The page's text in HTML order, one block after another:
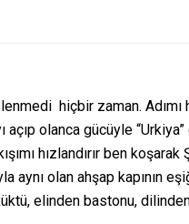
hiçbir zaman.
açıp olanca gücüyle
hızlandırır ben
aynı olan ahşap kapının
elinden bastonu,